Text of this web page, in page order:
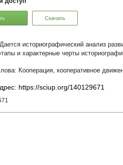
Скачать
Дается историографический анализ
и характерные черты
Кооперация, кооперативное
https://sciup.org/140129671